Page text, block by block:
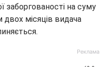
заборгованості на суму
місяців видача